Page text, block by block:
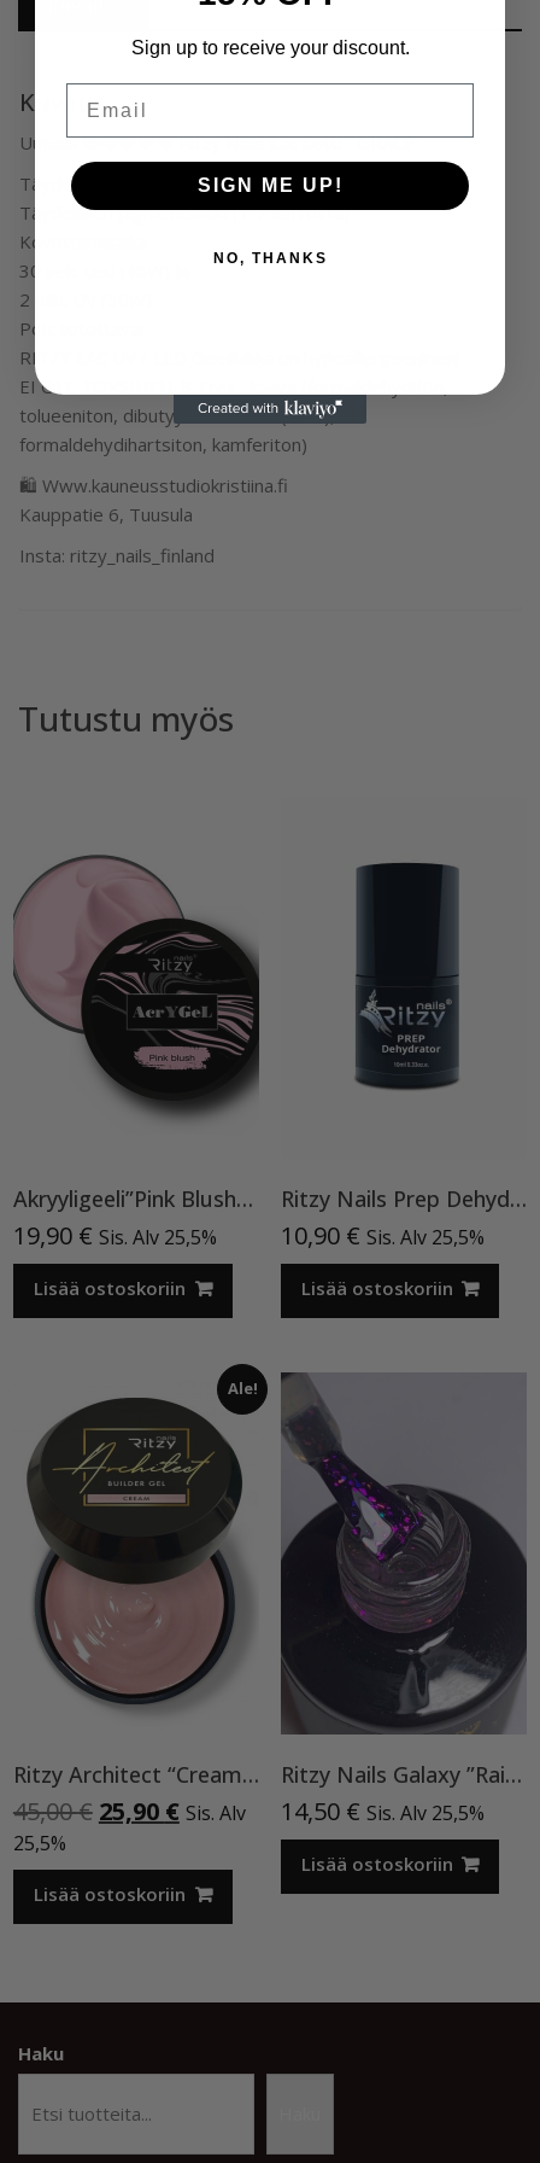
Kuvaus
Uutuus 🩵🩷💚💛💜 Ritzy Nails Lac setti ” GRACE”
Täydellinen koostumus.
Täydellinen pigmentaatio (1-2 kerrosta)
Kovettumisaika –
30 sek. Led (48W) ja
2 min. UV (36W)
Pois liotettava!
RITZY LAC UV / LED Geelilakka on hypoallergeeninen!
EI OLE TOKSINEN. 5-Free -kaava (formaldehyditön,
tolueeniton, dibutyyliftalaatiton (DBP),
formaldehydihartsiton, kamferiton)
🛍 Www.kauneusstudiokristiina.fi
Kauppatie 6, Tuusula
Insta: ritzy_nails_finland
Tutustu myös
Akryyligeeli”Pink Blush”15ml
19,90 € Sis. Alv 25,5%
Lisää ostoskoriin
Ritzy Nails Prep Dehydrator
10,90 € Sis. Alv 25,5%
Lisää ostoskoriin
Ale!
Ritzy Architect “Cream” rakennegeeli,50ml
45,00€ Alkuperäinen
oli:
45,00 €.
25,90 €Nykyinen
on:
25,90 €.
Sis. Alv
25,5%
Lisää ostoskoriin
Ritzy Nails Galaxy ”Rainbow” 8ml
14,50 € Sis. Alv 25,5%
Lisää ostoskoriin
Haku
Sign up to receive your discount.
SIGN ME UP!
NO, THANKS